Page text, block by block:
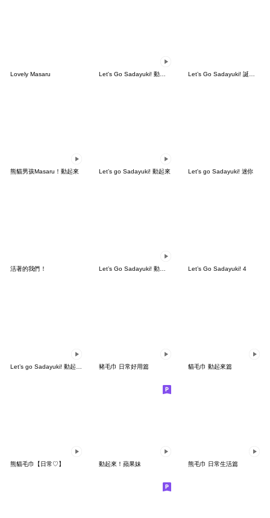
Lovely Masaru
熊貓男孩Masaru！動起來 Let’s go Sadayuki! 動起來 Let's go Sadayuki! 迷你
活著的我們！ Let’s Go Sadayuki! 動起來 3 Let’s Go Sadayuki! 4
豬毛巾 日常好用篇 貓毛巾 動起來篇
熊貓毛巾【日常♡】 動起來！蘋果妹 熊毛巾 日常生活篇